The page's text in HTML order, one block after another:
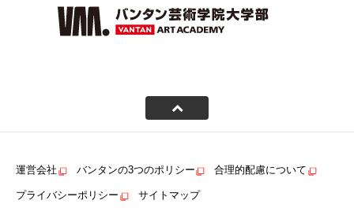
運営会社 バンタンの3つのポリシー 合理的配慮について
プライバシーポリシー サイトマップ